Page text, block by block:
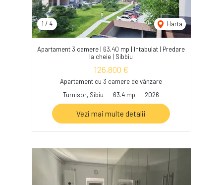
1 / 4 Harta
Apartament 3 camere | 63,40 mp | Intabulat | Predare
la cheie | Sibbiu
126,800 €
Apartament cu 3 camere de vânzare
Turnisor, Sibiu
63.4 mp 2026
Vezi mai multe detalii